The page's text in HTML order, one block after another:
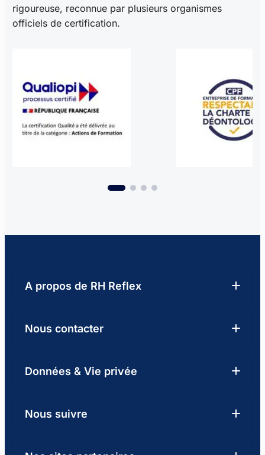
rigoureuse, reconnue par plusieurs organismes
officiels de certification.
A propos de RH Reflex
Formation & Handicap : notre engagement
Nous contacter
Données & Vie privée
Nous suivre